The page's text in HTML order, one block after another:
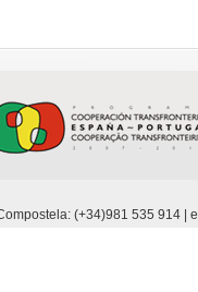
(+34)981 535 914 |